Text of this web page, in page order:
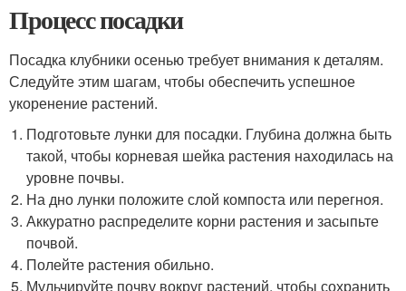
Процесс посадки
Посадка клубники осенью требует внимания к деталям.
Следуйте этим шагам, чтобы обеспечить успешное
укоренение растений.
Подготовьте лунки для посадки. Глубина должна быть
такой, чтобы корневая шейка растения находилась на
уровне почвы.
На дно лунки положите слой компоста или перегноя.
Аккуратно распределите корни растения и засыпьте
почвой.
Полейте растения обильно.
Мульчируйте почву вокруг растений, чтобы сохранить